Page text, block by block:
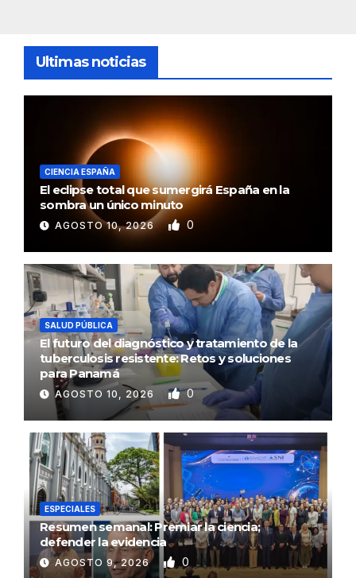
Ultimas noticias
CIENCIA ESPAÑA
El eclipse total que sumergirá España en la
sombra un único minuto
AGOSTO 10, 2026 0
SALUD PÚBLICA
El futuro del diagnóstico y tratamiento de la
tuberculosis resistente: Retos y soluciones
para Panamá
AGOSTO 10, 2026 0
ESPECIALES
Resumen semanal: Premiar la ciencia;
defender la evidencia
AGOSTO 9, 2026 0